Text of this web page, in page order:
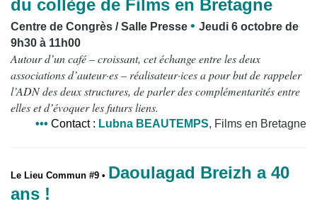
du collège de Films en Bretagne
Centre de Congrès / Salle Presse • Jeudi 6 octobre de
9h30 à 11h00
Autour d’un café – croissant, cet échange entre les deux
associations d’auteur·es – réalisateur·ices a pour but de rappeler
l’ADN des deux structures, de parler des complémentarités entre
elles et d’évoquer les futurs liens.
••• Contact : Lubna BEAUTEMPS, Films en Bretagne
Le Lieu Commun #9 • Daoulagad Breizh a 40
ans !